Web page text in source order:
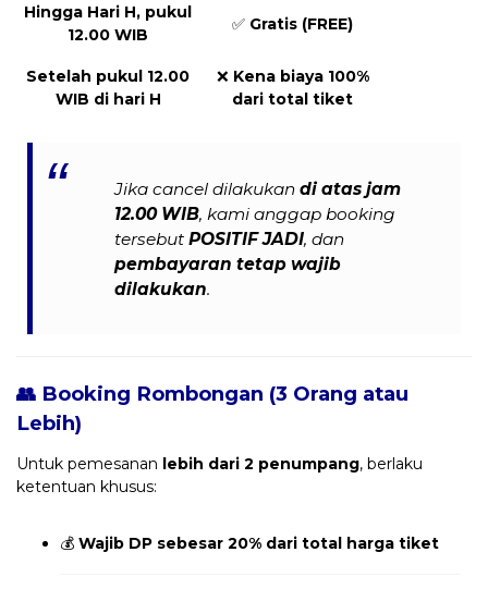
Hingga Hari H, pukul
12.00 WIB
✅ Gratis (FREE)
Setelah pukul 12.00
WIB di hari H
❌ Kena biaya 100%
dari total tiket
Jika cancel dilakukandi atas jam
12.00 WIB, kami anggap booking
tersebutPOSITIF JADI, dan
pembayaran tetap wajib
dilakukan.
👥 Booking Rombongan (3 Orang atau
Lebih)
Untuk pemesanan lebih dari 2 penumpang, berlaku
ketentuan khusus:
💰 Wajib DP sebesar 20% dari total harga tiket